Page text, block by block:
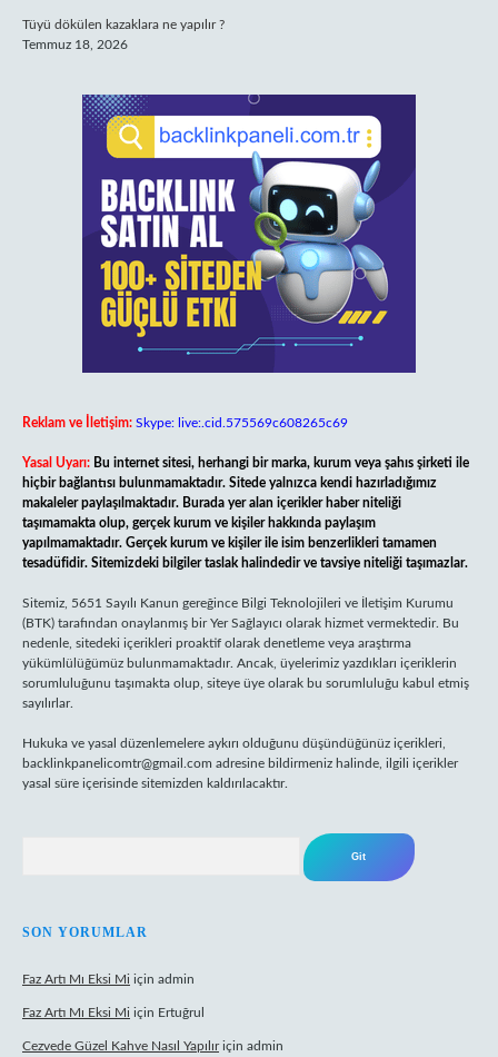
Tüyü dökülen kazaklara ne yapılır ?
Temmuz 18, 2026
Reklam ve İletişim: Skype: live:.cid.575569c608265c69
Yasal Uyarı: Bu internet sitesi, herhangi bir marka, kurum veya şahıs şirketi ile
hiçbir bağlantısı bulunmamaktadır. Sitede yalnızca kendi hazırladığımız
makaleler paylaşılmaktadır. Burada yer alan içerikler haber niteliği
taşımamakta olup, gerçek kurum ve kişiler hakkında paylaşım
yapılmamaktadır. Gerçek kurum ve kişiler ile isim benzerlikleri tamamen
tesadüfidir. Sitemizdeki bilgiler taslak halindedir ve tavsiye niteliği taşımazlar.
Sitemiz, 5651 Sayılı Kanun gereğince Bilgi Teknolojileri ve İletişim Kurumu
(BTK) tarafından onaylanmış bir Yer Sağlayıcı olarak hizmet vermektedir. Bu
nedenle, sitedeki içerikleri proaktif olarak denetleme veya araştırma
yükümlülüğümüz bulunmamaktadır. Ancak, üyelerimiz yazdıkları içeriklerin
sorumluluğunu taşımakta olup, siteye üye olarak bu sorumluluğu kabul etmiş
sayılırlar.
Hukuka ve yasal düzenlemelere aykırı olduğunu düşündüğünüz içerikleri,
backlinkpanelicomtr@gmail.com adresine bildirmeniz halinde, ilgili içerikler
yasal süre içerisinde sitemizden kaldırılacaktır.
SON YORUMLAR
Faz Artı Mı Eksi Mi için admin
Faz Artı Mı Eksi Mi için Ertuğrul
Cezvede Güzel Kahve Nasıl Yapılıriçin admin